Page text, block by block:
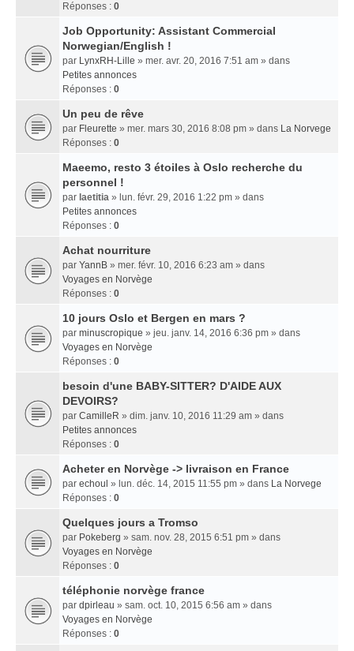
Réponses : 0
Job Opportunity: Assistant Commercial
Norwegian/English !
par LynxRH-Lille » mer. avr. 20, 2016 7:51 am » dans
Petites annonces
Réponses : 0
Un peu de rêve
par Fleurette » mer. mars 30, 2016 8:08 pm » dans La Norvege
Réponses : 0
Maeemo, resto 3 étoiles à Oslo recherche du
personnel !
par laetitia » lun. févr. 29, 2016 1:22 pm » dans
Petites annonces
Réponses : 0
Achat nourriture
par YannB » mer. févr. 10, 2016 6:23 am » dans
Voyages en Norvège
Réponses : 0
10 jours Oslo et Bergen en mars ?
par minuscropique » jeu. janv. 14, 2016 6:36 pm » dans
Voyages en Norvège
Réponses : 0
besoin d'une BABY-SITTER? D'AIDE AUX
DEVOIRS?
par CamilleR » dim. janv. 10, 2016 11:29 am » dans
Petites annonces
Réponses : 0
Acheter en Norvège -> livraison en France
par echoul » lun. déc. 14, 2015 11:55 pm » dans La Norvege
Réponses : 0
Quelques jours a Tromso
par Pokeberg » sam. nov. 28, 2015 6:51 pm » dans
Voyages en Norvège
Réponses : 0
téléphonie norvège france
par dpirleau » sam. oct. 10, 2015 6:56 am » dans
Voyages en Norvège
Réponses : 0